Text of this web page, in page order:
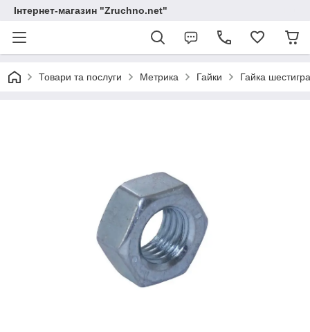
Інтернет-магазин "Zruchno.net"
Товари та послуги Метрика Гайки Гайка